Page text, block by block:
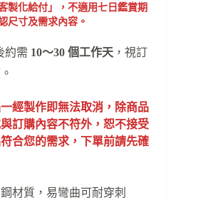
製化給付」，不適用七日鑑賞期
尺寸及需求內容。
約需 10～30 個工作天 ，視訂
經製作即無法取消，除商品
訂購內容不符外，恕不接受
合您的需求，下單前請先確
材質，易彎曲可耐穿刺